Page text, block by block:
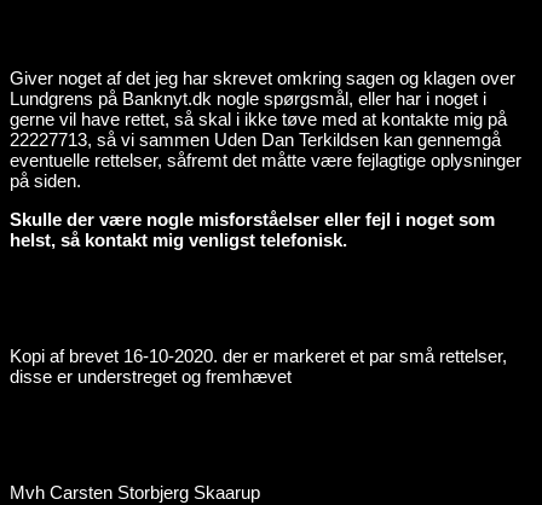
Giver noget af det jeg har skrevet omkring sagen og klagen over
Lundgrens på Banknyt.dk nogle spørgsmål, eller har i noget i
gerne vil have rettet, så skal i ikke tøve med at kontakte mig på
22227713, så vi sammen Uden Dan Terkildsen kan gennemgå
eventuelle rettelser, såfremt det måtte være fejlagtige oplysninger
på siden.
Skulle der være nogle misforståelser eller fejl i noget som
helst, så kontakt mig venligst telefonisk.
Kopi af brevet 16-10-2020. der er markeret et par små rettelser,
disse er understreget og fremhævet
Mvh Carsten Storbjerg Skaarup